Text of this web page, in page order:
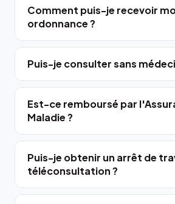
Comment puis-je recevoir
ordonnance ?
Puis-je consulter sans
Est-ce remboursé par
Maladie ?
Puis-je obtenir un arrêt de
téléconsultation ?